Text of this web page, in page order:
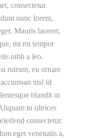
consectetur
nunc lorem,
Mauris laoreet,
mi mi tempor
nibh a leo.
rutrum, eu ornare
nisl id
blandit ut
in ultrices
consectetur.
eget venenatis a,